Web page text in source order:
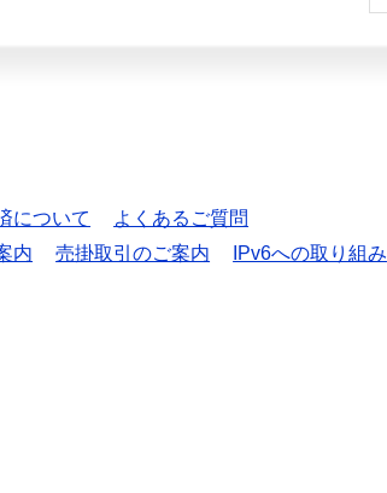
について
よくあるご質問
内 売掛取引のご案内
IPv6への取り組み